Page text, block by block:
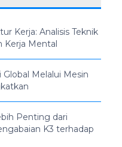
Kerja: Analisis Teknik
Kerja Mental
Melalui Mesin
Penting dari
K3 terhadap